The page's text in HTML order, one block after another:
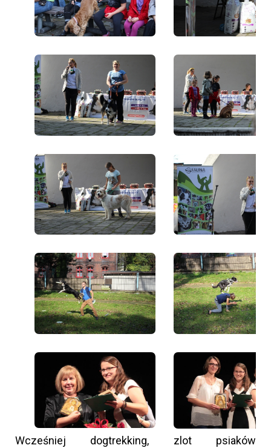
Wcześniej dogtrekking, zlot psiaków